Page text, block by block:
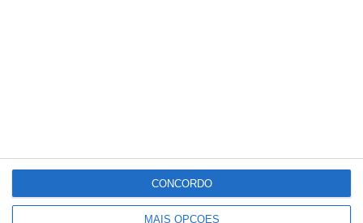
MAIS OPÇÕES
CONCORDO
Estevão